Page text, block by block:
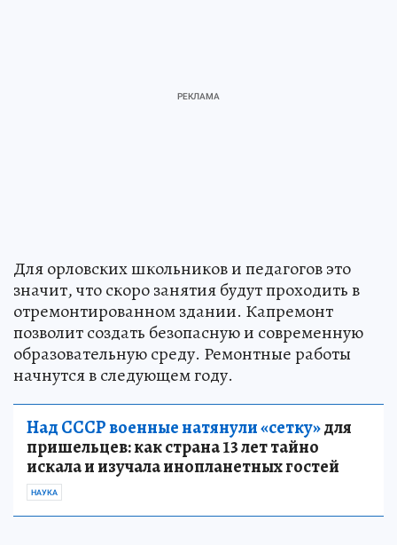
Для орловских школьников и педагогов это
значит, что скоро занятия будут проходить в
отремонтированном здании. Капремонт
позволит создать безопасную и современную
образовательную среду. Ремонтные работы
начнутся в следующем году.
Над СССР военные натянули «сетку»для
пришельцев: как страна 13 лет тайно
искала и изучала инопланетных гостей
НАУКА